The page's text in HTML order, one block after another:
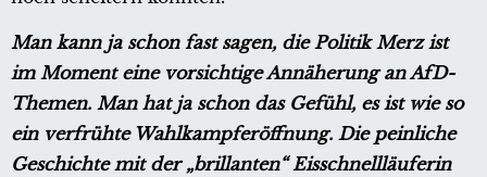
Man kann ja schon fast sagen, die Politik Merz ist
im Moment eine vorsichtige Annäherung an AfD-
Themen. Man hat ja schon das Gefühl, es ist wie so
ein verfrühte Wahlkampferöffnung. Die peinliche
Geschichte mit der „brillanten“ Eisschnellläuferin